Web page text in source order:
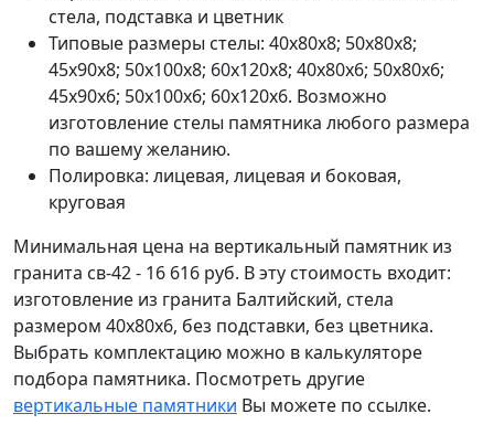
стела, подставка и цветник
Типовые размеры стелы: 40х80х8; 50х80х8;
45х90х8; 50х100х8; 60х120х8; 40х80х6; 50х80х6;
45х90х6; 50х100х6; 60х120х6. Возможно
изготовление стелы памятника любого размера
по вашему желанию.
Полировка: лицевая, лицевая и боковая,
круговая
Минимальная цена на вертикальный памятник из
гранита св-42 - 16 616 руб. В эту стоимость входит:
изготовление из гранита Балтийский, стела
размером 40х80х6, без подставки, без цветника.
Выбрать комплектацию можно в калькуляторе
подбора памятника. Посмотреть другие
вертикальные памятники Вы можете по ссылке.